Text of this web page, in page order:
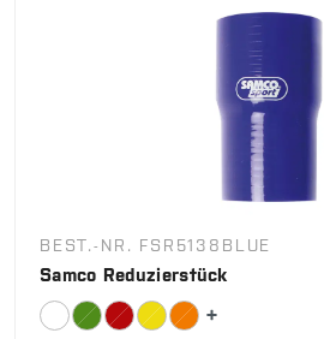
BEST.-NR. FSR5138BLUE
Samco Reduzierstück